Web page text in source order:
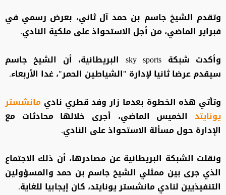
وتقدم الشيخ جاسم بن حمد آل ثاني، بعرض رسمي في
فبراير الماضي، من أجل الاستحواذ على ملكية النادي.
وأكدت شبكة sky sports البريطانية، أن الشيخ جاسم
سيقدم عرضا ثانيا لإدارة "الشياطين الحمر"، غدا الأربعاء.
وتأتي هذه الخطوة بعدما زار وفد قطري نادي مانشستر
يونايتد الخميس الماضي، أجرى خلالها محادثات مع
الإدارة حول مسألة الاستحواذ على النادي.
ونقلت الشبكة البريطانية عن مصادرها، أن ذلك الاجتماع
الذي جرى بين ممثلي الشيخ جاسم بن حمد والمسؤولين
التنفيذيين لنادي مانشستر يونايتد، كان إيجابيا للغاية.